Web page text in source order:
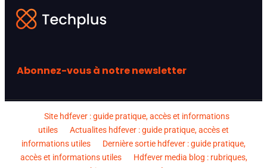
Abonnez-vous à notre newsletter
Site hdfever : guide pratique, accès et informations
utiles
Actualites hdfever : guide pratique, accès et
informations utiles
Dernière sortie hdfever : guide pratique,
accès et informations utiles
Hdfever media blog : rubriques,